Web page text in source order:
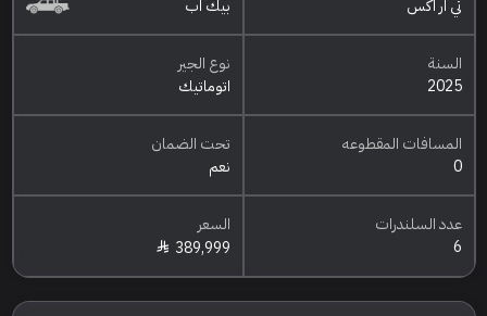
تي ار اكس
بيك اب
السنة
2025
نوع الجير
اتوماتيك
المسافات المقطوعه
0
تحت الضمان
نعم
عدد السلندرات
6
السعر
389,999